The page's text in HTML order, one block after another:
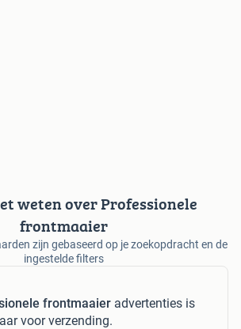
weten over Professionele
frontmaaier
zijn gebaseerd op je zoekopdracht en de
ingestelde filters
frontmaaier advertenties is
voor verzending.